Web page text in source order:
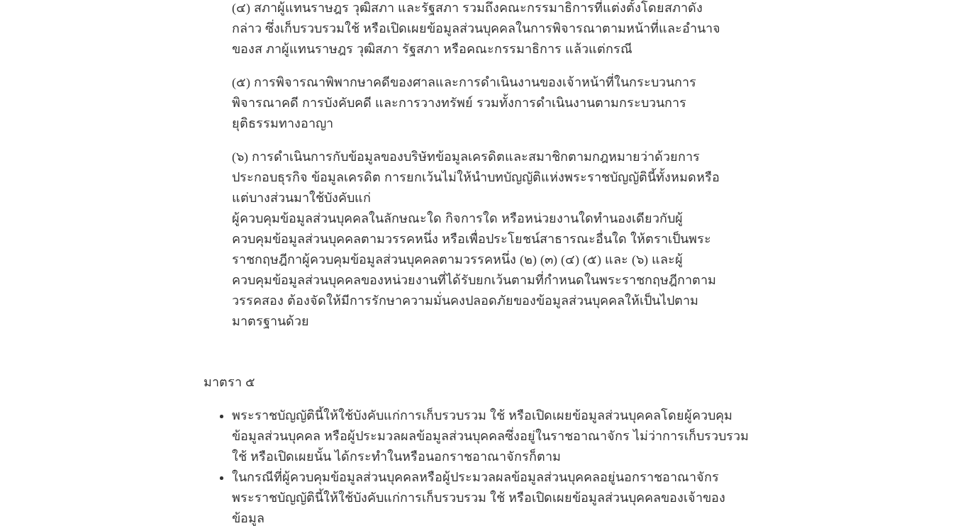
(๔) สภาผู้แทนราษฎร วุฒิสภา และรัฐสภา รวมถึงคณะกรรมาธิการที่แต่งตั้งโดยสภาดัง
กล่าว ซึ่งเก็บรวบรวมใช้ หรือเปิดเผยข้อมูลส่วนบุคคลในการพิจารณาตามหน้าที่และอำนาจ
ของส ภาผู้แทนราษฎร วุฒิสภา รัฐสภา หรือคณะกรรมาธิการ แล้วแต่กรณี
(๕) การพิจารณาพิพากษาคดีของศาลและการดำเนินงานของเจ้าหน้าที่ในกระบวนการ
พิจารณาคดี การบังคับคดี และการวางทรัพย์ รวมทั้งการดำเนินงานตามกระบวนการ
ยุติธรรมทางอาญา
(๖) การดำเนินการกับข้อมูลของบริษัทข้อมูลเครดิตและสมาชิกตามกฎหมายว่าด้วยการ
ประกอบธุรกิจ ข้อมูลเครดิต การยกเว้นไม่ให้นำบทบัญญัติแห่งพระราชบัญญัตินี้ทั้งหมดหรือ
แต่บางส่วนมาใช้บังคับแก่
ผู้ควบคุมข้อมูลส่วนบุคคลในลักษณะใด กิจการใด หรือหน่วยงานใดทำนองเดียวกับผู้
ควบคุมข้อมูลส่วนบุคคลตามวรรคหนึ่ง หรือเพื่อประโยชน์สาธารณะอื่นใด ให้ตราเป็นพระ
ราชกฤษฎีกาผู้ควบคุมข้อมูลส่วนบุคคลตามวรรคหนึ่ง (๒) (๓) (๔) (๕) และ (๖) และผู้
ควบคุมข้อมูลส่วนบุคคลของหน่วยงานที่ได้รับยกเว้นตามที่กำหนดในพระราชกฤษฎีกาตาม
วรรคสอง ต้องจัดให้มีการรักษาความมั่นคงปลอดภัยของข้อมูลส่วนบุคคลให้เป็นไปตาม
มาตรฐานด้วย
มาตรา ๕
พระราชบัญญัตินี้ให้ใช้บังคับแก่การเก็บรวบรวม ใช้ หรือเปิดเผยข้อมูลส่วนบุคคลโดยผู้ควบคุม
ข้อมูลส่วนบุคคล หรือผู้ประมวลผลข้อมูลส่วนบุคคลซึ่งอยู่ในราชอาณาจักร ไม่ว่าการเก็บรวบรวม
ใช้ หรือเปิดเผยนั้น ได้กระทำในหรือนอกราชอาณาจักรก็ตาม
ในกรณีที่ผู้ควบคุมข้อมูลส่วนบุคคลหรือผู้ประมวลผลข้อมูลส่วนบุคคลอยู่นอกราชอาณาจักร
พระราชบัญญัตินี้ให้ใช้บังคับแก่การเก็บรวบรวม ใช้ หรือเปิดเผยข้อมูลส่วนบุคคลของเจ้าของ
ข้อมูล